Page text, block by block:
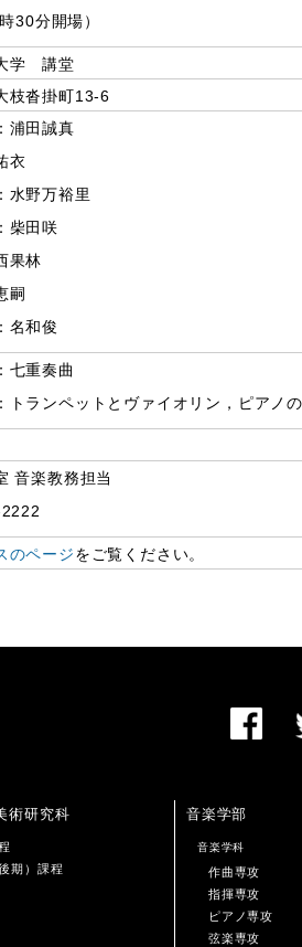
30分開場）
学 講堂
枝沓掛町13-6
浦田誠真
衣
水野万裕里
柴田咲
果林
嗣
名和俊
七重奏曲
トランペットとヴァイオリン，ピアノ
音楽教務担当
のページをご覧ください。
術研究科
期）課程
音楽学部
音楽学科
作曲専攻
指揮専攻
ピアノ専攻
弦楽専攻